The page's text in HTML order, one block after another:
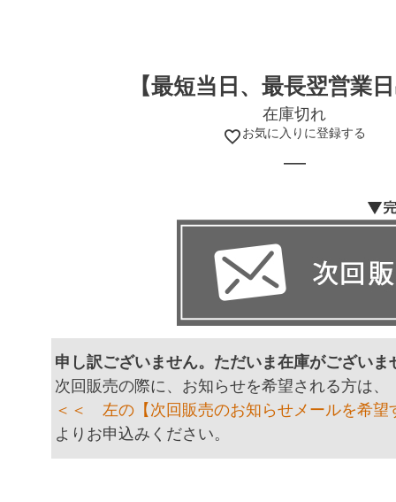
【最短当日、最長翌営業
在庫切れ
お気に入りに登録する
—
申し訳ございません。ただいま在庫がございま
次回販売の際に、お知らせを希望される方は、
＜＜ 左の【次回販売のお知らせメールを希望
よりお申込みください。